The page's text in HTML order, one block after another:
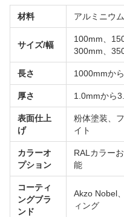
材料 アルミニウ
サイズ/幅
100mm、
300mm、
長さ 1000mmか
厚さ 1.0mmから
表面仕上
げ
粉体塗装、
イト
カラーオ
プション
RALカラー
能
コーティ
ングブラ
ンド
Akzo Nobel
ィング